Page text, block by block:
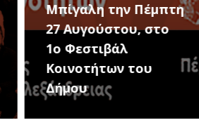
2026 – Σαν ΣΤΑΡ του
θερινού σινεμά, με 7
βραβευμένες ταινίες
και συμβολικό
εισιτήριο 2 ευρώ